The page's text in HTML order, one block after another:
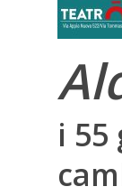
i 55